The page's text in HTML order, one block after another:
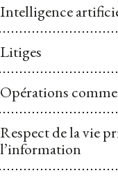
Intelligence
Litiges
Opérations
Respect de la vie
l’information